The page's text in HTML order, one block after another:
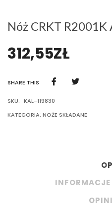
Nóż CRKT
312,55ZŁ
SHARE THIS
SKU: KAL-119830
KATEGORIA: NOŻE SKŁADANE